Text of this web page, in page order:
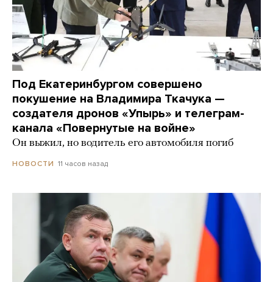
Под Екатеринбургом совершено
покушение на Владимира Ткачука —
создателя дронов «Упырь» и телеграм-
канала «Повернутые на войне»
Он выжил, но водитель его автомобиля погиб
НОВОСТИ 11 часов назад